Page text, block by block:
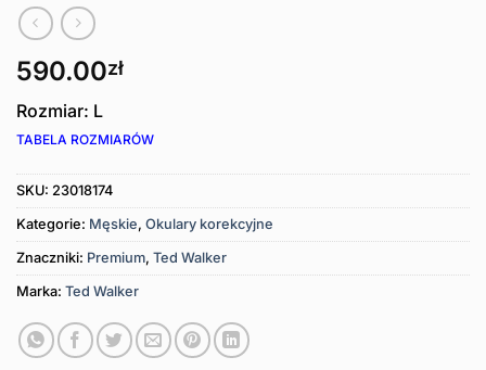
590.00zł
Rozmiar: L
TABELA ROZMIARÓW
SKU: 23018174
Kategorie: Męskie, Okulary korekcyjne
Znaczniki: Premium, Ted Walker
Marka: Ted Walker